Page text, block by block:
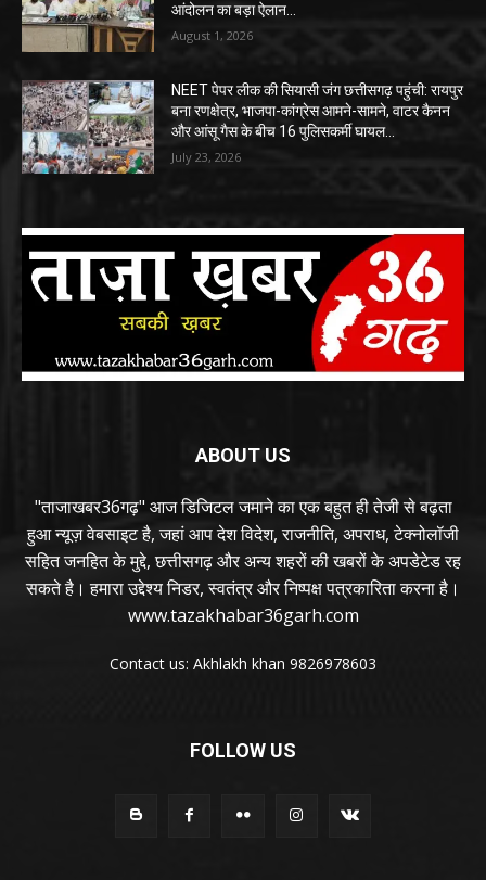
आंदोलन का बड़ा ऐलान…
August 1, 2026
NEET पेपर लीक की सियासी जंग छत्तीसगढ़ पहुंची: रायपुर
बना रणक्षेत्र, भाजपा-कांग्रेस आमने-सामने, वाटर कैनन
और आंसू गैस के बीच 16 पुलिसकर्मी घायल…
July 23, 2026
ABOUT US
"ताजाखबर36गढ़" आज डिजिटल जमाने का एक बहुत ही तेजी से बढ़ता
हुआ न्यूज़ वेबसाइट है, जहां आप देश विदेश, राजनीति, अपराध, टेक्नोलॉजी
सहित जनहित के मुद्दे, छत्तीसगढ़ और अन्य शहरों की खबरों के अपडेटेड रह
सकते है। हमारा उद्देश्य निडर, स्वतंत्र और निष्पक्ष पत्रकारिता करना है।
www.tazakhabar36garh.com
Contact us: Akhlakh khan 9826978603
FOLLOW US